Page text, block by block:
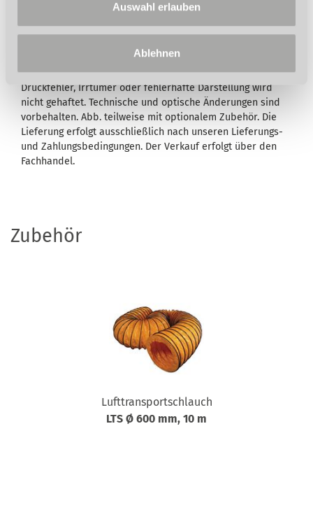
Auswahl erlauben
Ablehnen
ausgewiesen, bleiben Ihre gesetzlichen
unberührt. Umfang, Dauer, Inhalt und den Garantiegeber
entnehmen Sie bitte den
Garantiebedingungen. Für
Druckfehler, Irrtümer oder fehlerhafte Darstellung wird
nicht gehaftet. Technische und optische Änderungen sind
vorbehalten. Abb. teilweise mit optionalem Zubehör. Die
Lieferung erfolgt ausschließlich nach unseren Lieferungs-
und Zahlungsbedingungen. Der Verkauf erfolgt über den
Fachhandel.
Zubehör
Lufttransportschlauch
LTS Ø 600 mm, 10 m